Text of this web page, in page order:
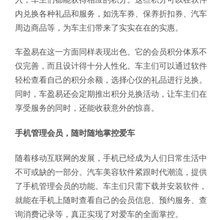
内兑换各种礼品和服务，如洗车券、保养折扣券、汽车
周边商品等，为车主们带来了实实在在的实惠。
车盈易在这一方面同样表现出色。它的会员积分体系不
仅完善，而且设计得十分人性化。车主们可以通过软件
轻松查看自己的积分余额，选择心仪的礼品进行兑换。
同时，车盈易还会定期推出积分兑换活动，让车主们在
享受服务的同时，还能收获意外的惊喜。
手机管理会员，随时随地掌控爱车
随着移动互联网的发展，手机已经成为人们日常生活中
不可或缺的一部分。汽车美容软件紧跟时代潮流，提供
了手机管理会员的功能。车主们只需下载并安装软件，
就能在手机上随时查看自己的会员信息、预约服务、查
询消费记录等，真正实现了对爱车的全面掌控。